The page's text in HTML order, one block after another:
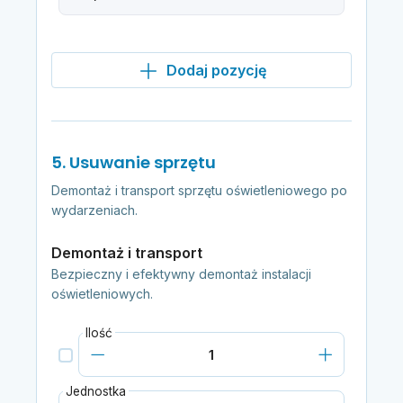
Dodaj pozycję
5. Usuwanie sprzętu
Demontaż i transport sprzętu oświetleniowego po
wydarzeniach.
Demontaż i transport
Bezpieczny i efektywny demontaż instalacji
oświetleniowych.
Ilość
Jednostka